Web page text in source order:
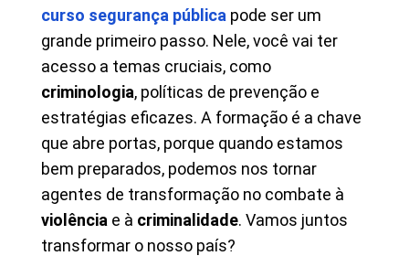
curso segurança pública pode ser um
grande primeiro passo. Nele, você vai ter
acesso a temas cruciais, como
criminologia, políticas de prevenção e
estratégias eficazes. A formação é a chave
que abre portas, porque quando estamos
bem preparados, podemos nos tornar
agentes de transformação no combate à
violência e à criminalidade. Vamos juntos
transformar o nosso país?